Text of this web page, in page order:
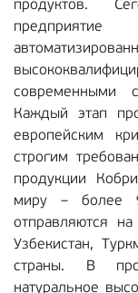
продуктов.
современными
Каждый этап
европейским
строгим
продукции
миру – более
отправляются
Узбекистан,
страны. В
натуральное